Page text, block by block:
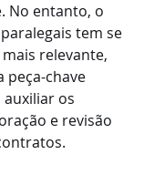
No entanto, o
tem se
relevante,
peça-chave
auxiliar os
e revisão